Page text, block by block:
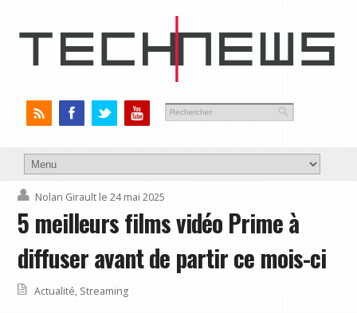
Nolan Girault le 24 mai 2025
5 meilleurs films vidéo Prime à
diffuser avant de partir ce mois-ci
Actualité, Streaming